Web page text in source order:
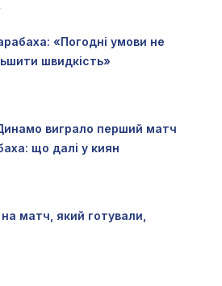
«Погодні умови не
швидкість»
виграло перший матч
що далі у киян
матч, який готували,